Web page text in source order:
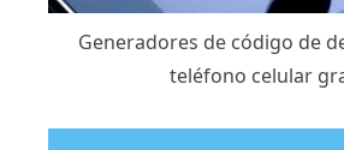
Generadores de código de
teléfono celular